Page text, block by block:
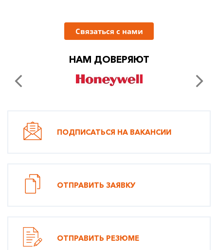
Связаться с нами
НАМ ДОВЕРЯЮТ
ПОДПИСАТЬСЯ НА ВАКАНСИИ
ОТПРАВИТЬ ЗАЯВКУ
ОТПРАВИТЬ РЕЗЮМЕ